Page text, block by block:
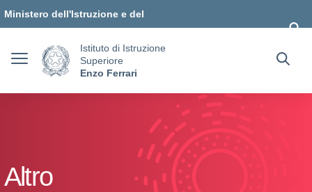
Ministero dell'Istruzione e del
Istituto di Istruzione
Superiore
Enzo Ferrari
Altro